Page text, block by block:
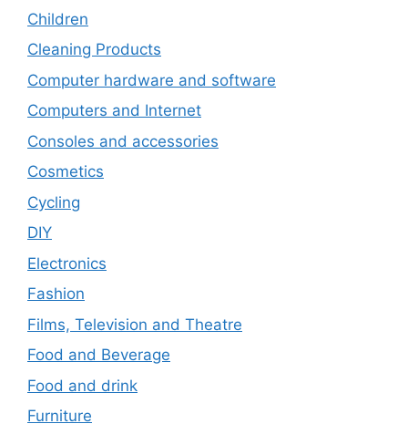
Children
Cleaning Products
Computer hardware and software
Computers and Internet
Consoles and accessories
Cosmetics
Cycling
DIY
Electronics
Fashion
Films, Television and Theatre
Food and Beverage
Food and drink
Furniture